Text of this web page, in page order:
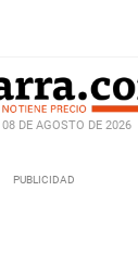
08 DE AGOSTO DE 2026